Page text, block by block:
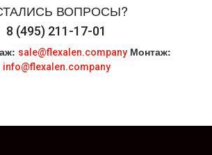
ВОПРОСЫ?
8 (495) 211-17-01
sale@flexalen.company Монтаж:
info@flexalen.company